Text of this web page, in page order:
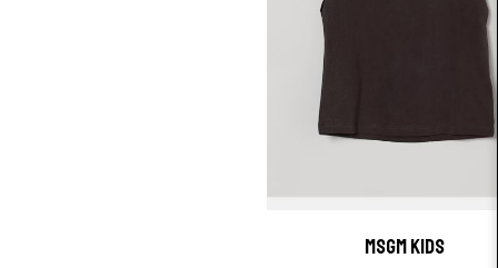
msgm kids